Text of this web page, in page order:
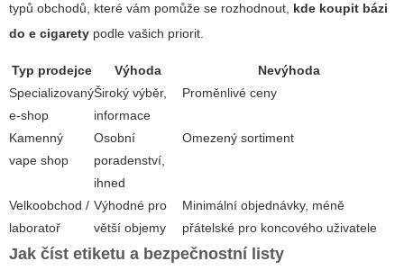
typů obchodů, které vám pomůže se rozhodnout, kde koupit bázi
do e cigarety podle vašich priorit.
Typ prodejce Výhoda
Nevýhoda
Specializovaný
e-shop
Široký výběr,
informace
Proměnlivé ceny
Kamenný
vape shop
Osobní
poradenství,
ihned
Omezený sortiment
Velkoobchod /
laboratoř
Výhodné pro
větší objemy
Minimální objednávky, méně
přátelské pro koncového uživatele
Jak číst etiketu a bezpečnostní listy